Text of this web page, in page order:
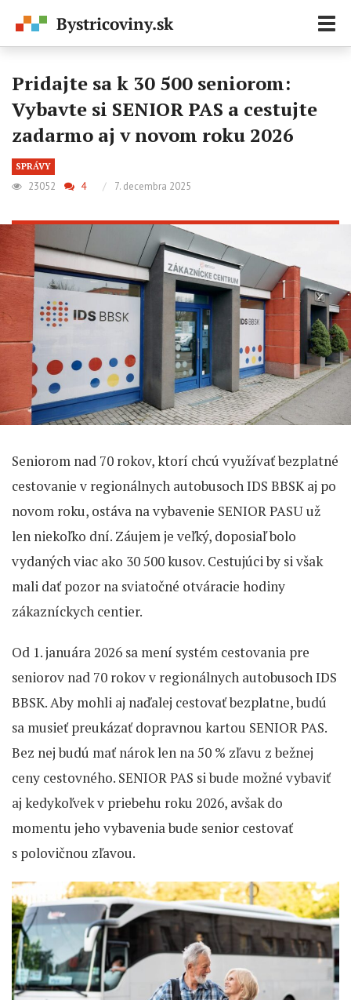
Pridajte sa k 30 500 seniorom:
Vybavte si SENIOR PAS a cestujte
zadarmo aj v novom roku 2026
SPRÁVY
23052 4 / 7. decembra 2025
Seniorom nad 70 rokov, ktorí chcú využívať bezplatné
cestovanie v regionálnych autobusoch IDS BBSK aj po
novom roku, ostáva na vybavenie SENIOR PASU už
len niekoľko dní. Záujem je veľký, doposiaľ bolo
vydaných viac ako 30 500 kusov. Cestujúci by si však
mali dať pozor na sviatočné otváracie hodiny
zákazníckych centier.
Od 1. januára 2026 sa mení systém cestovania pre
seniorov nad 70 rokov v regionálnych autobusoch IDS
BBSK. Aby mohli aj naďalej cestovať bezplatne, budú
sa musieť preukázať dopravnou kartou SENIOR PAS.
Bez nej budú mať nárok len na 50 % zľavu z bežnej
ceny cestovného. SENIOR PAS si bude možné vybaviť
aj kedykoľvek v priebehu roku 2026, avšak do
momentu jeho vybavenia bude senior cestovať
s polovičnou zľavou.